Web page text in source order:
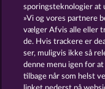
Night Wolves
sporingsteknologier at
»Vi og vores partnere
vælger Afvis alle eller
de. Hvis trackere er
ser, muligvis ikke så
denne menu igen for
tilbage når som helst